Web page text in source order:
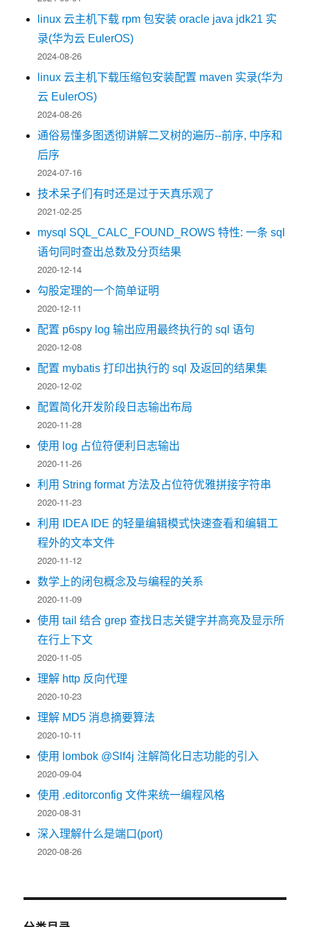
linux 云主机下载 rpm 包安装 oracle java jdk21 实
录(华为云 EulerOS)
2024-08-26
linux 云主机下载压缩包安装配置 maven 实录(华为
云 EulerOS)
2024-08-26
通俗易懂多图透彻讲解二叉树的遍历--前序, 中序和
后序
2024-07-16
技术呆子们有时还是过于天真乐观了
2021-02-25
mysql SQL_CALC_FOUND_ROWS 特性: 一条 sql
语句同时查出总数及分页结果
2020-12-14
勾股定理的一个简单证明
2020-12-11
配置 p6spy log 输出应用最终执行的 sql 语句
2020-12-08
配置 mybatis 打印出执行的 sql 及返回的结果集
2020-12-02
配置简化开发阶段日志输出布局
2020-11-28
使用 log 占位符便利日志输出
2020-11-26
利用 String format 方法及占位符优雅拼接字符串
2020-11-23
利用 IDEA IDE 的轻量编辑模式快速查看和编辑工
程外的文本文件
2020-11-12
数学上的闭包概念及与编程的关系
2020-11-09
使用 tail 结合 grep 查找日志关键字并高亮及显示所
在行上下文
2020-11-05
理解 http 反向代理
2020-10-23
理解 MD5 消息摘要算法
2020-10-11
使用 lombok @Slf4j 注解简化日志功能的引入
2020-09-04
使用 .editorconfig 文件来统一编程风格
2020-08-31
深入理解什么是端口(port)
2020-08-26